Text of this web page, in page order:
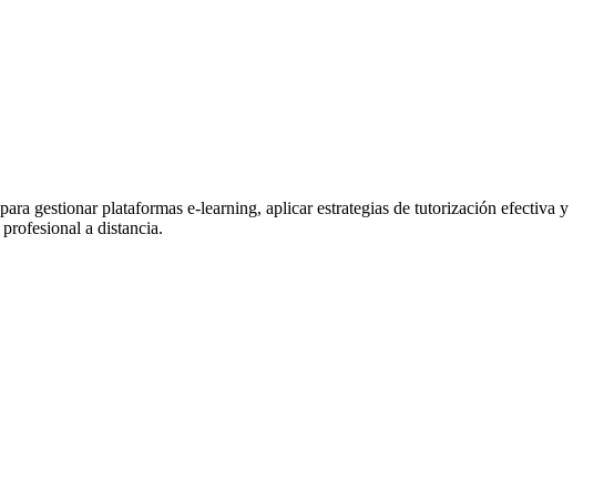
gestionar plataformas e-learning, aplicar estrategias de tutorización efectiva y
a distancia.